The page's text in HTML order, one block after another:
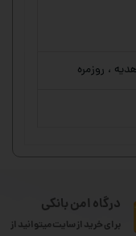
، روزمره
درگاه امن بانکی
برای خرید از سایت میتوانید از